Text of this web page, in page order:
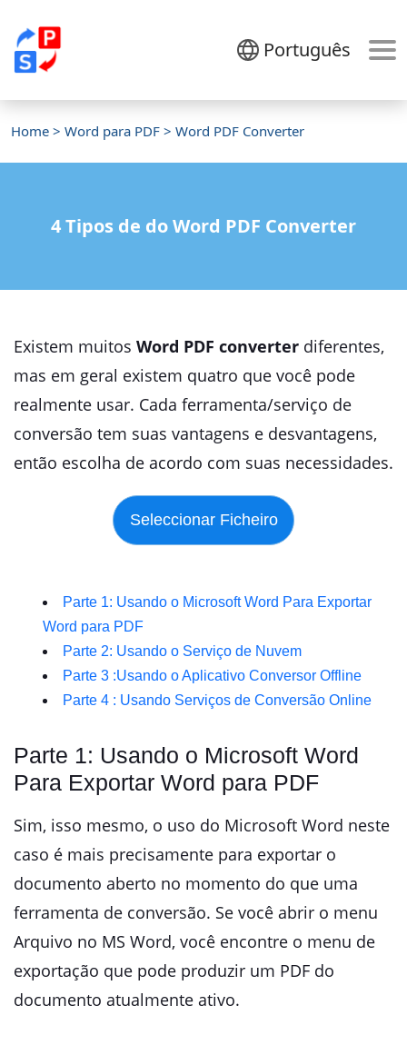
Português
Home > Word para PDF > Word PDF Converter
4 Tipos de do Word PDF Converter
Existem muitos Word PDF converter diferentes,
mas em geral existem quatro que você pode
realmente usar. Cada ferramenta/serviço de
conversão tem suas vantagens e desvantagens,
então escolha de acordo com suas necessidades.
Parte 1: Usando o Microsoft Word Para Exportar
Word para PDF
Parte 2: Usando o Serviço de Nuvem
Parte 3 :Usando o Aplicativo Conversor Offline
Parte 4 : Usando Serviços de Conversão Online
Parte 1: Usando o Microsoft Word
Para Exportar Word para PDF
Sim, isso mesmo, o uso do Microsoft Word neste
caso é mais precisamente para exportar o
documento aberto no momento do que uma
ferramenta de conversão. Se você abrir o menu
Arquivo no MS Word, você encontre o menu de
exportação que pode produzir um PDF do
documento atualmente ativo.